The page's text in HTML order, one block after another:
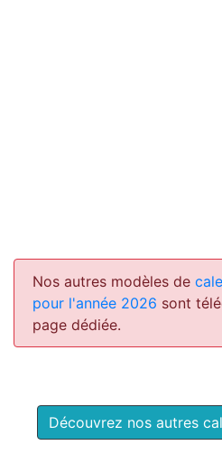
Nos autres modèles de
pour l'année 2026 sont
page dédiée.
Découvrez nos autres